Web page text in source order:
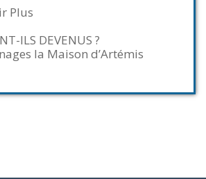
Plus
ILS DEVENUS ?
la Maison d’Artémis